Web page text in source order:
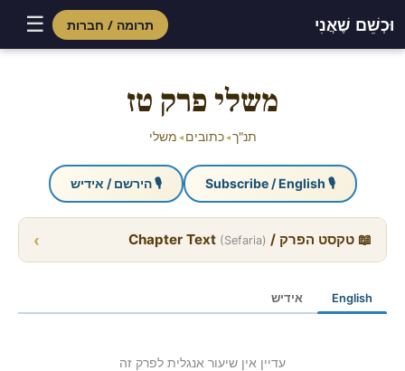
וּכְשֵׁם שֶׁאֲנִי תרומה / חברות ☰
משלי פרק טז
תנ"ך ◂ כתובים ◂ משלי
🎙 Subscribe / English 🎙 הירשם / אידיש
📖 טקסט הפרק / Chapter Text (Sefaria)
›
English אידיש
עדיין אין שיעור אנגלית לפרק זה